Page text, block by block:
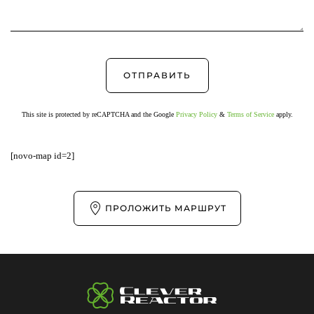
This site is protected by reCAPTCHA and the Google Privacy Policy& Terms of Serviceapply.
[novo-map id=2]
ПРОЛОЖИТЬ МАРШРУТ